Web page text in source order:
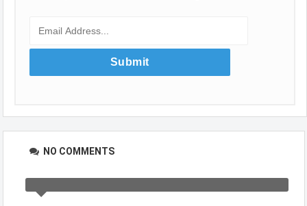
NO COMMENTS